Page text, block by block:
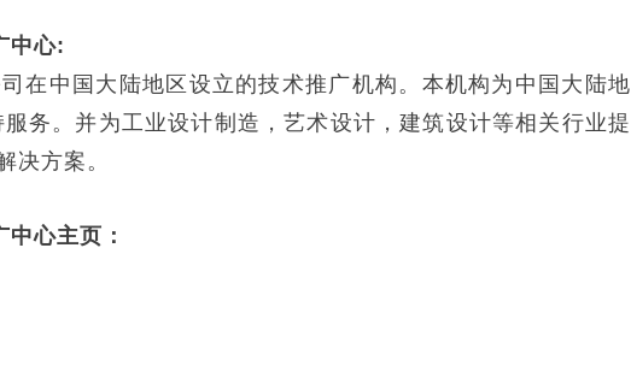
中心:
在中国大陆地区设立的技术推广机构。本机构为中国大陆地
务。并为工业设计制造，艺术设计，建筑设计等相关行业提
决方案。
心主页：